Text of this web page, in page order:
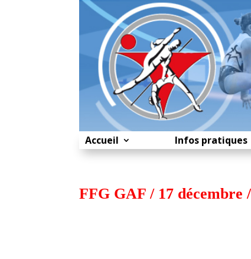
Accueil Infos pratiques
FFG GAF / 17 décembre